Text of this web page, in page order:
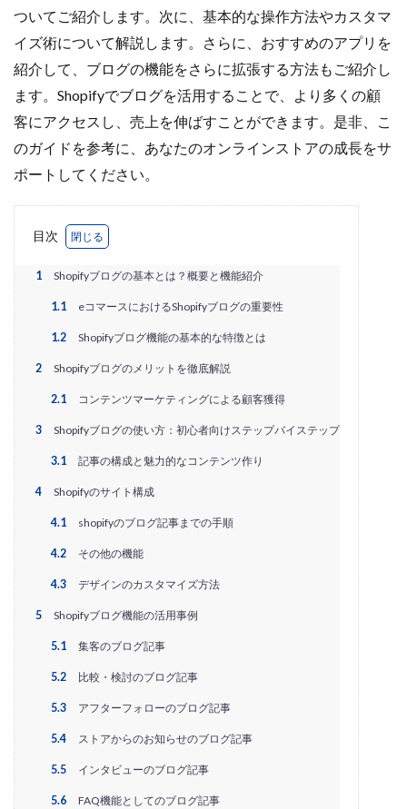
ついてご紹介します。次に、基本的な操作方法やカスタマ
イズ術について解説します。さらに、おすすめのアプリを
紹介して、ブログの機能をさらに拡張する方法もご紹介し
ます。Shopifyでブログを活用することで、より多くの顧
客にアクセスし、売上を伸ばすことができます。是非、こ
のガイドを参考に、あなたのオンラインストアの成長をサ
ポートしてください。
目次
1 Shopifyブログの基本とは？概要と機能紹介
1.1 eコマースにおけるShopifyブログの重要性
1.2 Shopifyブログ機能の基本的な特徴とは
2 Shopifyブログのメリットを徹底解説
2.1 コンテンツマーケティングによる顧客獲得
3 Shopifyブログの使い方：初心者向けステップバイステップ
3.1 記事の構成と魅力的なコンテンツ作り
4 Shopifyのサイト構成
4.1 shopifyのブログ記事までの手順
4.2 その他の機能
4.3 デザインのカスタマイズ方法
5 Shopifyブログ機能の活用事例
5.1 集客のブログ記事
5.2 比較・検討のブログ記事
5.3 アフターフォローのブログ記事
5.4 ストアからのお知らせのブログ記事
5.5 インタビューのブログ記事
5.6 FAQ機能としてのブログ記事
ECモール
ECモール戦略
EC化率
EC市場
EC広告
EC広告運用 EC成功事例
EC戦略
EC戦略支援
EC担当者必見
EC支援
EC支援 ランキング
EC支援比較
EC業界
EC運営代行
EC運用代行
EC関連サービス
EDIシステム
Eコマース
FAQ FBA GA4
Google
Googleアナリティクス
ISOプロ
makeshop
Meta広告 Microsoft365
MTU
NAVY
Navy Group NeeeD
NSSホールディングス株式会社
Pafit Tag Management
PayPalエクスプレスチェックアウト
Qoo10
RMS
SNS×EC
SNS広告
TDA
teams teams新機能
Threads
Threads広告 TikTok EC
TikTok Shop
TikTokショップ
TikTokマーケティング
UA
USP Vine Web-EDI